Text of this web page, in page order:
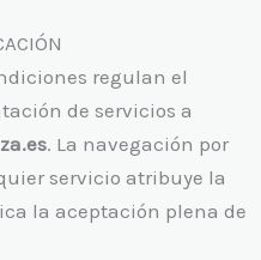
regulan el
de servicios a
. La navegación por
servicio atribuye la
la aceptación plena de